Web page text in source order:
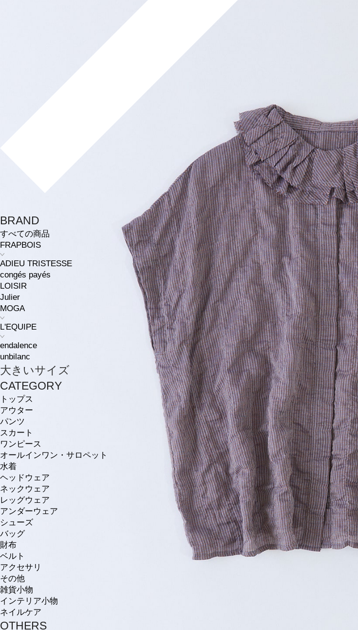
BRAND
すべての商品
FRAPBOIS
ADIEU TRISTESSE
congés payés
LOISIR
Julier
MOGA
L'EQUIPE
endalence
unbilanc
大きいサイズ
CATEGORY
トップス
アウター
パンツ
スカート
ワンピース
オールインワン・サロペット
水着
ヘッドウェア
ネックウェア
レッグウェア
アンダーウェア
シューズ
バッグ
財布
ベルト
アクセサリ
その他
雑貨小物
インテリア小物
ネイルケア
OTHERS